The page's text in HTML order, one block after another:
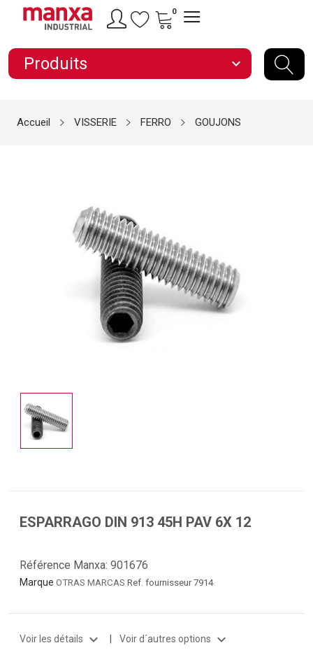
0
Produits expand_more
Accueil VISSERIE FERRO GOUJONS
ESPARRAGO DIN 913 45H PAV 6X 12
Référence Manxa: 901676
Marque OTRAS MARCAS Ref. fournisseur 7914
Voir les détails expand_more | Voir d´autres options expand_more